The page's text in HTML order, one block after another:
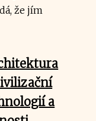
že jím
a